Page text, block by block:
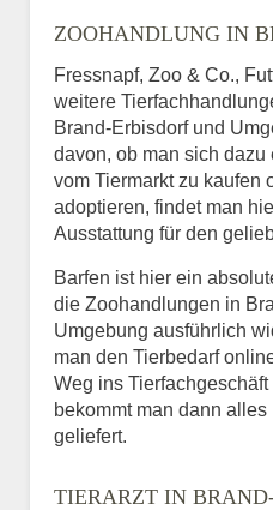
ZOOHANDLUNG IN
Fressnapf, Zoo & Co.,
weitere
Brand-Erbisdorf und
davon, ob man sich
vom Tiermarkt zu kaufen
adoptieren, findet man
Ausstattung für den
Barfen ist hier ein
die Zoohandlungen in
Umgebung ausführlich
man den Tierbedarf
Weg ins
bekommt man dann
geliefert.
TIERARZT IN